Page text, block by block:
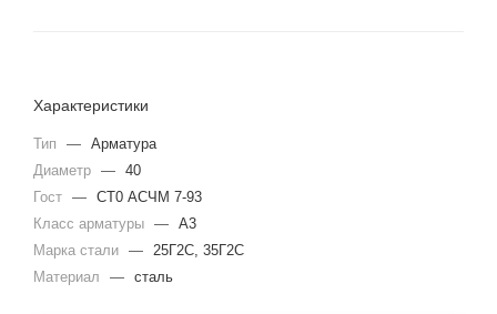
Характеристики
Тип — Арматура
Диаметр — 40
Гост — СТ0 АСЧМ 7-93
Класс арматуры — А3
Марка стали — 25Г2С, 35Г2С
Материал
— сталь